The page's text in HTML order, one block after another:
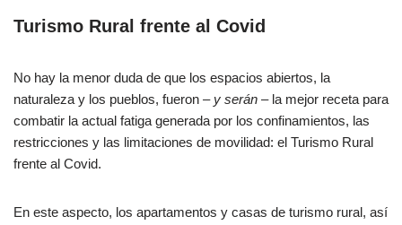
Turismo Rural frente al Covid
No hay la menor duda de que los espacios abiertos, la
naturaleza y los pueblos, fueron – y serán –la mejor receta para
combatir la actual fatiga generada por los confinamientos, las
restricciones y las limitaciones de movilidad: el Turismo Rural
frente al Covid.
En este aspecto, los apartamentos y casas de turismo rural, así